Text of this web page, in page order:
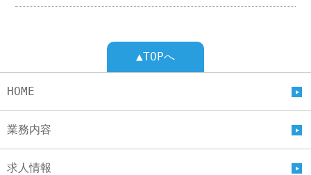
▲TOPへ
HOME
業務内容
求人情報